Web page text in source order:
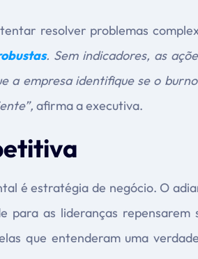
resolver problemas
. Sem indicadores, as
a empresa identifique se o
afirma a executiva.
é estratégia de negócio. O
as lideranças repensarem
que entenderam uma